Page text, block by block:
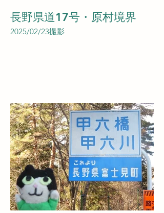
長野県道17号・原村境界
2025/02/23撮影